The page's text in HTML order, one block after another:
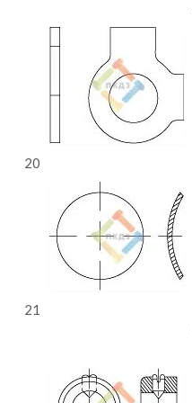
20
21